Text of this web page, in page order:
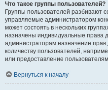
Что такое группы пользователей?
Группы пользователей разбивают
управляемые администратором
может состоять в нескольких
назначены индивидуальные права
администраторам назначение
количеству пользователей,
или предоставление
Вернуться к началу